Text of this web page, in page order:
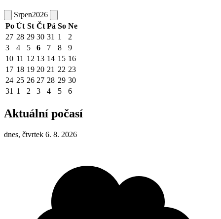
Srpen2026
Po Út St Čt Pá So Ne
27 28 29 30 31 1
2
3
4 5 6 7 8
9
10 11 12 13 14 15 16
17 18 19 20 21 22 23
24 25 26 27 28 29 30
31 1 2 3 4 5 6
Aktuální počasí
dnes, čtvrtek 6. 8. 2026